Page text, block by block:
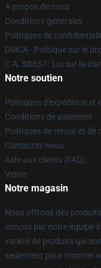
À propos de nous
Conditions générales
Politiques de
DMCA - Politique sur le
C.A. SB657 : Loi sur la
Notre soutien
Politiques d'expédition et
Conditions de paiement
Politiques de retour et de
Contactez-nous
Aide aux clients (FAQ)
Vente
Notre magasin
Nous offrons des
conçus par notre équipe
variété de produits qui
seulement pour montrer